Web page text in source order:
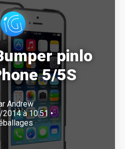
pinlo
5/5S
Andrew
à 10:51 •